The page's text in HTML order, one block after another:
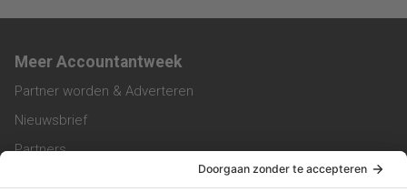
Meer Accountantweek
Partner worden & Adverteren
Nieuwsbrief
Partners